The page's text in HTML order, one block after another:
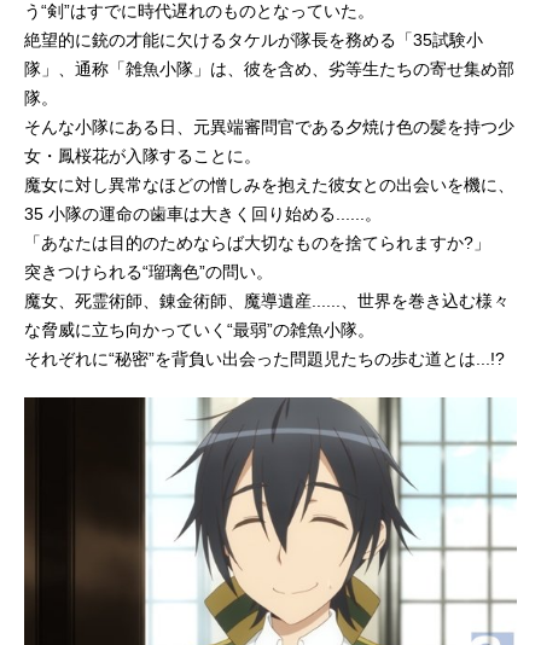
う“剣”はすでに時代遅れのものとなっていた。
絶望的に銃の才能に欠けるタケルが隊長を務める「35試験小
隊」、通称「雑魚小隊」は、彼を含め、劣等生たちの寄せ集め部
隊。
そんな小隊にある日、元異端審問官である夕焼け色の髪を持つ少
女・鳳桜花が入隊することに。
魔女に対し異常なほどの憎しみを抱えた彼女との出会いを機に、
35 小隊の運命の歯車は大きく回り始める......。
「あなたは目的のためならば大切なものを捨てられますか?」
突きつけられる“瑠璃色”の問い。
魔女、死霊術師、錬金術師、魔導遺産......、世界を巻き込む様々
な脅威に立ち向かっていく“最弱”の雑魚小隊。
それぞれに“秘密”を背負い出会った問題児たちの歩む道とは...!?